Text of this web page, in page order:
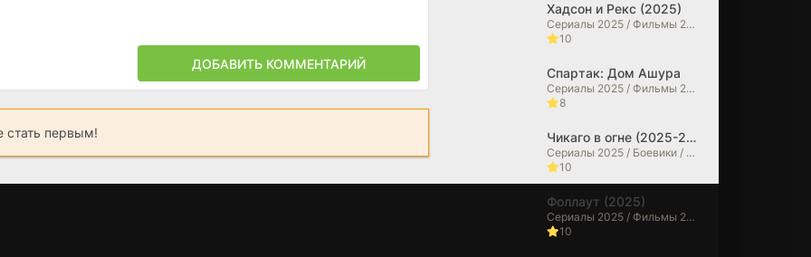
Хадсон и Рекс (2025)
Сериалы 2025 / Фильмы 2025 / Криминальные фильмы / Драмы / Детективы
10
Спартак: Дом Ашура
Сериалы 2025 / Фильмы 2025 / Драмы / Исторические фильмы / Зарубежные сериалы
8
Чикаго в огне (2025-2026)
Сериалы 2025 / Боевики / Драмы / Сериалы 2026 года / Зарубежные сериалы
10
Фоллаут (2025)
Сериалы 2025 / Фильмы 2025 / Фантастические / Боевики / Фильмы-приключения / Драмы / Зарубежные сериалы
10
ДОБАВИТЬ КОММЕНТАРИЙ
стать первым!